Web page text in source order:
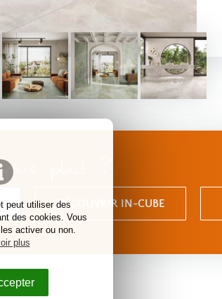
peut utiliser des
des cookies. Vous
activer ou non.
plus
plait ?DÉCOUVRIR IN-CUBE